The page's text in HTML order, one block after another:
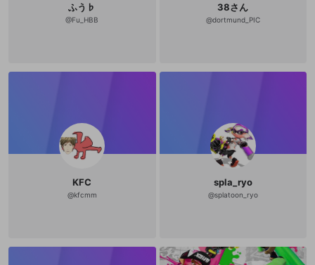
ふう♭
@Fu_HBB
38さん
@dortmund_PIC
KFC
@kfcmm
spla_ryo
@splatoon_ryo